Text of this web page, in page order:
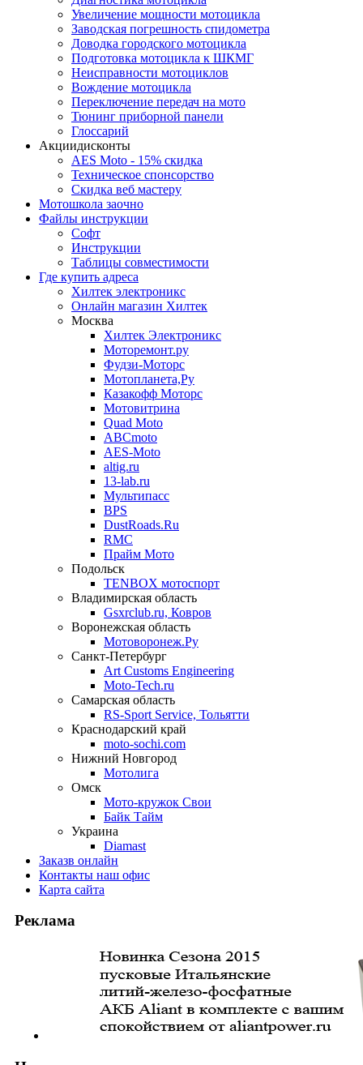
Увеличение мощности мотоцикла
Заводская погрешность спидометра
Доводка городского мотоцикла
Подготовка мотоцикла к ШКМГ
Неисправности мотоциклов
Вождение мотоцикла
Переключение передач на мото
Тюнинг приборной панели
Глоссарий
Акциидисконты
AES Moto - 15% скидка
Техническое спонсорство
Скидка веб мастеру
Мотошкола заочно
Файлы инструкции
Софт
Инструкции
Таблицы совместимости
Где купить адреса
Хилтек электроникс
Онлайн магазин Хилтек
Москва
Хилтек Электроникс
Моторемонт.ру
Фудзи-Моторс
Мотопланета,Ру
Казакофф Моторс
Мотовитрина
Quad Moto
ABCmoto
AES-Moto
altig.ru
13-lab.ru
Мультипасс
BPS
DustRoads.Ru
RMC
Прайм Мото
Подольск
TENBOX мотоспорт
Владимирская область
Gsxrclub.ru, Ковров
Воронежская область
Мотоворонеж.Ру
Санкт-Петербург
Art Customs Engineering
Moto-Tech.ru
Самарская область
RS-Sport Service, Тольятти
Краснодарский край
moto-sochi.com
Нижний Новгород
Мотолига
Омск
Мото-кружок Свои
Байк Тайм
Украина
Diamast
Заказв онлайн
Контакты наш офис
Карта сайта
Реклама